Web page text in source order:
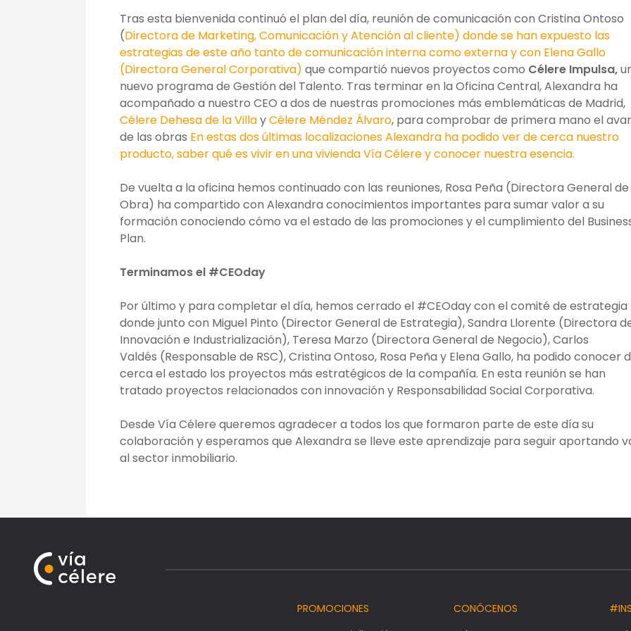
Tras esta bienvenida continuó el plan del día, reunión de comunicación con Cristina Ontoso
(Directora de Marketing, Comunicación y Atención al cliente) donde se han expuesto las
estrategias de este año tanto de comunicación interna como externa y con Elena Gallo
(Directora General Corporativa) que compartió nuevos proyectos como Célere Impulsa,
nuevo programa de Gestión del Talento. Tras terminar en la Oficina Central, Alexandra ha
acompañado a nuestro CEO a dos de nuestras promociones más emblemáticas de Madrid,
Célere Dehesa de la VillayCélere Méndez Álvaro, para comprobar de primera mano el
de las obras En estas dos últimas localizaciones Alexandra ha podido ver de cerca nuestro
producto, saber qué es vivir en una vivienda Vía Célere y conocer nuestra esencia.
De vuelta a la oficina hemos continuado con las reuniones, Rosa Peña (Directora General de
Obra) ha compartido con Alexandra conocimientos importantes para sumar valor a su
formación conociendo cómo va el estado de las promociones y el cumplimiento del
Plan.
Terminamos el #CEOday
Por último y para completar el día, hemos cerrado el #CEOday con el comité de estrategia
donde junto con Miguel Pinto (Director General de Estrategia), Sandra Llorente (Directora
Innovación e Industrialización), Teresa Marzo (Directora General de Negocio), Carlos
Valdés (Responsable de RSC), Cristina Ontoso, Rosa Peña y Elena Gallo, ha podido conocer
cerca el estado los proyectos más estratégicos de la compañía. En esta reunión se han
tratado proyectos relacionados con innovación y Responsabilidad Social Corporativa.
Desde Vía Célere queremos agradecer a todos los que formaron parte de este día su
colaboración y esperamos que Alexandra se lleve este aprendizaje para seguir aportando
al sector inmobiliario.
PROMOCIONES
CONÓCENOS